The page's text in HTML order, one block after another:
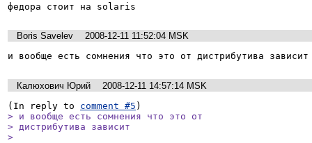
федора стоит на solaris
Boris Savelev
2008-12-11 11:52:04 MSK
и вообще есть сомнения что это от дистрибутива зависит
Калюхович Юрий
2008-12-11 14:57:14 MSK
(In reply to comment #5
> и вообще есть сомнения что это от
> дистрибутива зависит
>